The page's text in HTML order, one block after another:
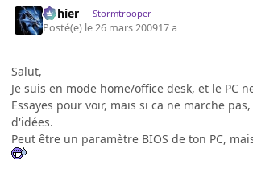
dohier Stormtrooper
Posté(e) le 26 mars 200917 a
Salut,
Je suis en mode home/office desk, et le PC
Essayes pour voir, mais si ca ne marche
d'idées.
Peut être un paramètre BIOS de ton PC,